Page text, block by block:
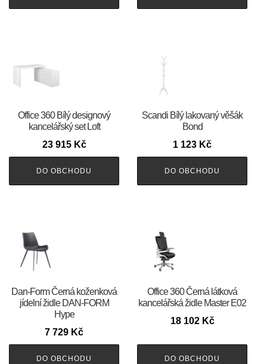
Office 360 Bílý designový
kancelářský set Loft
23 915 Kč
DO OBCHODU
Scandi Bílý lakovaný věšák
Bond
1 123 Kč
DO OBCHODU
​​​​​Dan-Form Černá koženková
jídelní židle DAN-FORM
Hype
7 729 Kč
DO OBCHODU
Office 360 Černá látková
kancelářská židle Master E02
18 102 Kč
DO OBCHODU